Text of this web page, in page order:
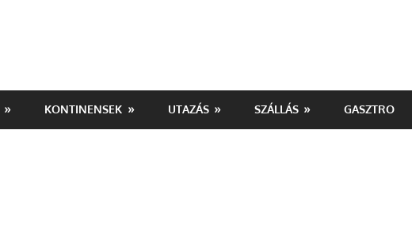
KONTINENSEK UTAZÁS SZÁLLÁS GASZTRO